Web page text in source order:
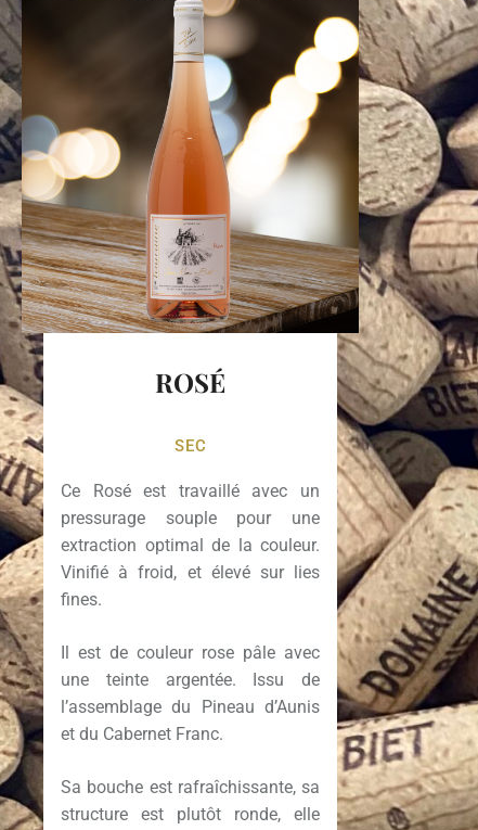
ROSÉ
SEC
Ce Rosé est travaillé avec un
pressurage souple pour une
extraction optimal de la couleur.
Vinifié à froid, et élevé sur lies
fines.
Il est de couleur rose pâle avec
une teinte argentée. Issu de
l’assemblage du Pineau d’Aunis
et du Cabernet Franc.
Sa bouche est rafraîchissante, sa
structure est plutôt ronde, elle